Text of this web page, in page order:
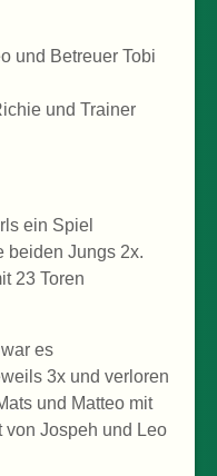
und Betreuer Tobi
und Trainer
ein Spiel
beiden Jungs 2x.
23 Toren
es
3x und verloren
und Matteo mit
von Jospeh und Leo